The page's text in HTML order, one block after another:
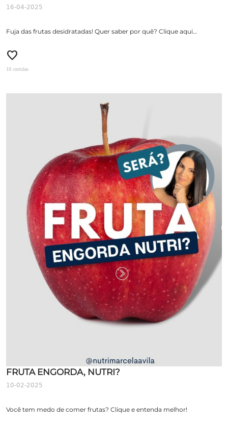
16-04-2025
Fuja das frutas desidratadas! Quer saber por quê? Clique aqui…
favorite
18 curtidas
FRUTA ENGORDA, NUTRI?
10-02-2025
Você tem medo de comer frutas? Clique e entenda melhor!